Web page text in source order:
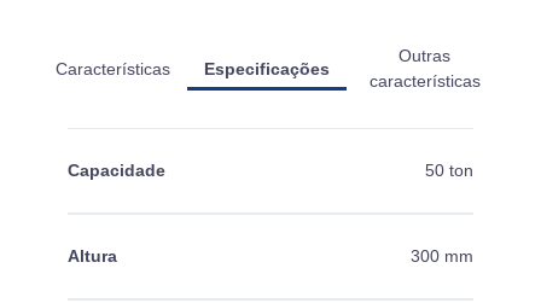
Características Especificações
Outras
características
Capacidade 50 ton
Altura 300 mm